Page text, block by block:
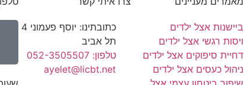
ביישנות אצל ילדים
ויסות רגשי אצל ילדים
דחיית סיפוקים אצל ילדים
ניהול כעסים אצל ילדים
כתובתינו: יוסף פעמוני 4
תל אביב
טלפון: 052-3505507
ayelet@licbt.net